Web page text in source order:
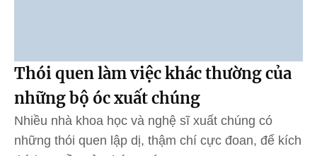
Thói quen làm việc khác thường của
những bộ óc xuất chúng
Nhiều nhà khoa học và nghệ sĩ xuất chúng có
những thói quen lập dị, thậm chí cực đoan, để kích